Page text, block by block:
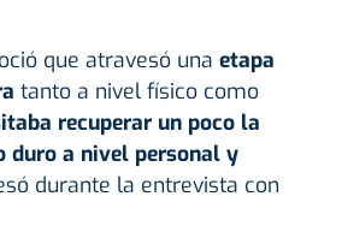
que atravesó una etapa
tanto a nivel físico como
recuperar un poco la
duro a nivel personal y
durante la entrevista con